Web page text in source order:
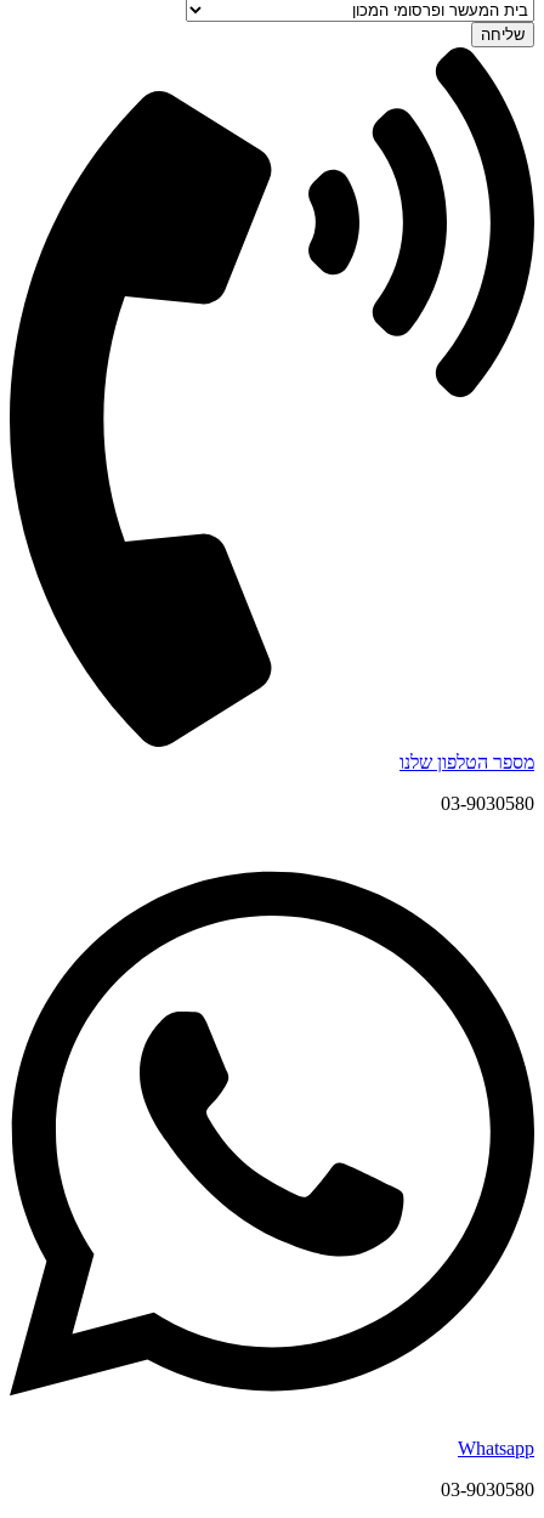
שליחה
מספר הטלפון שלנו
03-9030580
Whatsapp
03-9030580